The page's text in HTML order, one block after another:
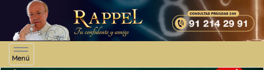
Toggle
navigation
Menú